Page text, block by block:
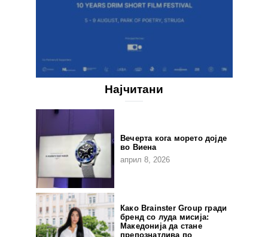
Најчитани
Вечерта кога морето дојде
во Виена
април 8, 2026
Како Brainster Group гради
бренд со луда мисија:
Македонија да стане
препознатлива по